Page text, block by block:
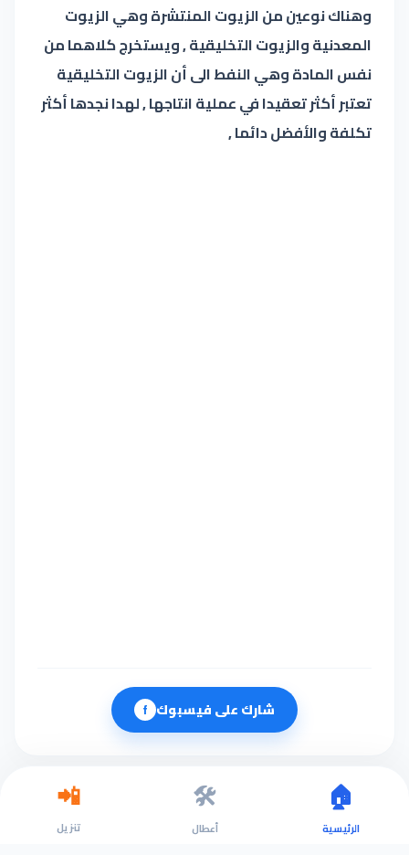
وهناك نوعين من الزيوت المنتشرة وهي الزيوت
المعدنية والزيوت التخليقية , ويستخرج كلاهما من
نفس المادة وهي النفط الى أن الزيوت التخليقية
تعتبر أكثر تعقيدا في عملية انتاجها , لهدا نجدها أكثر
تكلفة والأفضل دائما ,
شارك على فيسبوك f
🏠
الرئيسية
🛠️
أعطال
📲
تنزيل